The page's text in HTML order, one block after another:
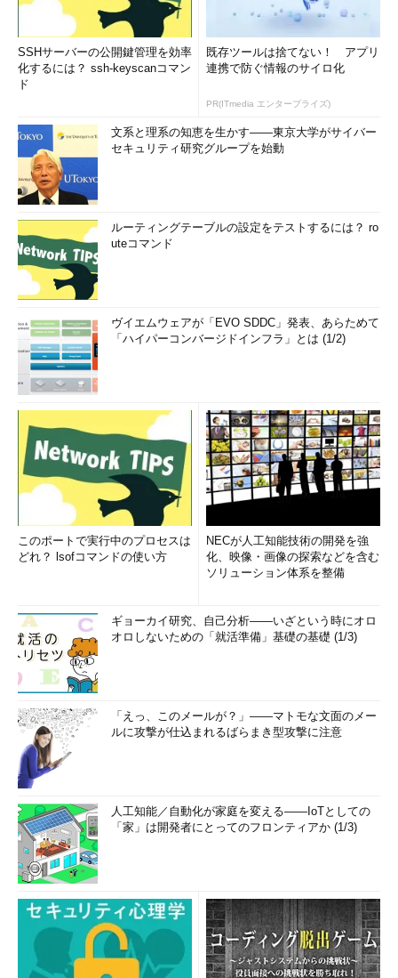
SSHサーバーの公開鍵管理を効率
化するには？ ssh-keyscanコマン
ド
既存ツールは捨てない！ アプリ
連携で防ぐ情報のサイロ化
PR(ITmedia エンタープライズ)
文系と理系の知恵を生かす――東京大学がサイバー
セキュリティ研究グループを始動
ルーティングテーブルの設定をテストするには？ ro
uteコマンド
ヴイエムウェアが「EVO SDDC」発表、あらためて
「ハイパーコンバージドインフラ」とは (1/2)
このポートで実行中のプロセスは
どれ？ lsofコマンドの使い方
NECが人工知能技術の開発を強
化、映像・画像の探索などを含む
ソリューション体系を整備
ギョーカイ研究、自己分析――いざという時にオロ
オロしないための「就活準備」基礎の基礎 (1/3)
「えっ、このメールが？」――マトモな文面のメー
ルに攻撃が仕込まれるばらまき型攻撃に注意
人工知能／自動化が家庭を変える――IoTとしての
「家」は開発者にとってのフロンティアか (1/3)